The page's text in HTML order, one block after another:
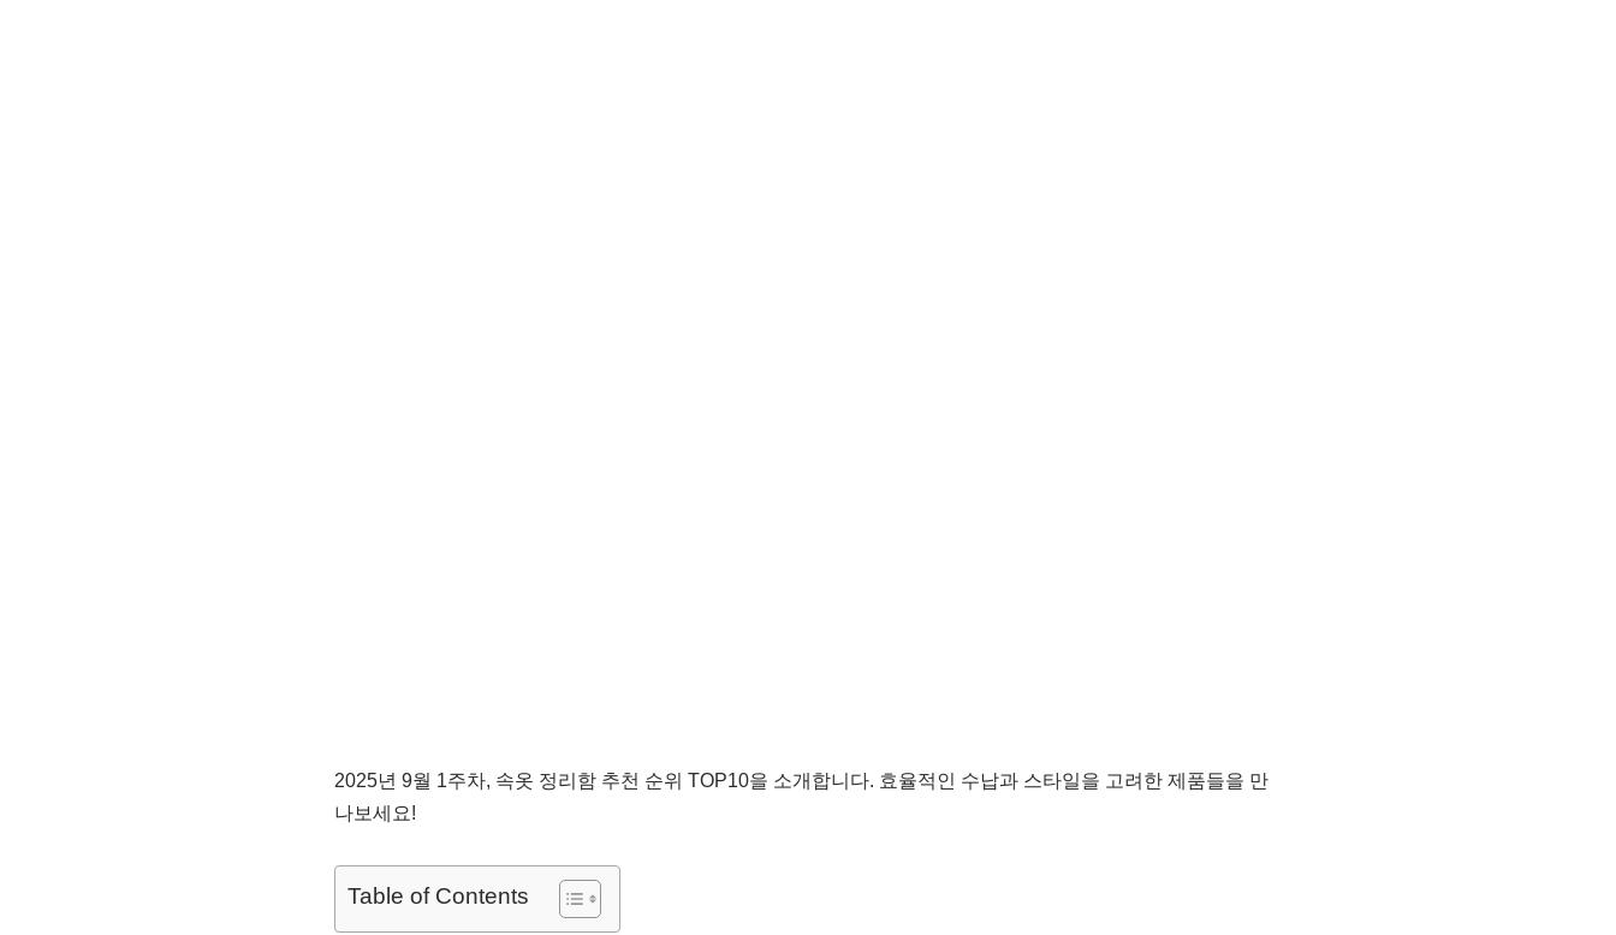
2025년 9월 1주차, 속옷 정리함 추천 순위 TOP10을 소개합니다. 효율적인 수납과 스타일을 고려한 제품들을 만
나보세요!
Table of Contents